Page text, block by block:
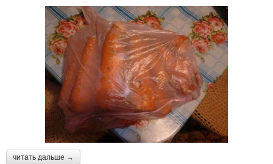
читать дальше →